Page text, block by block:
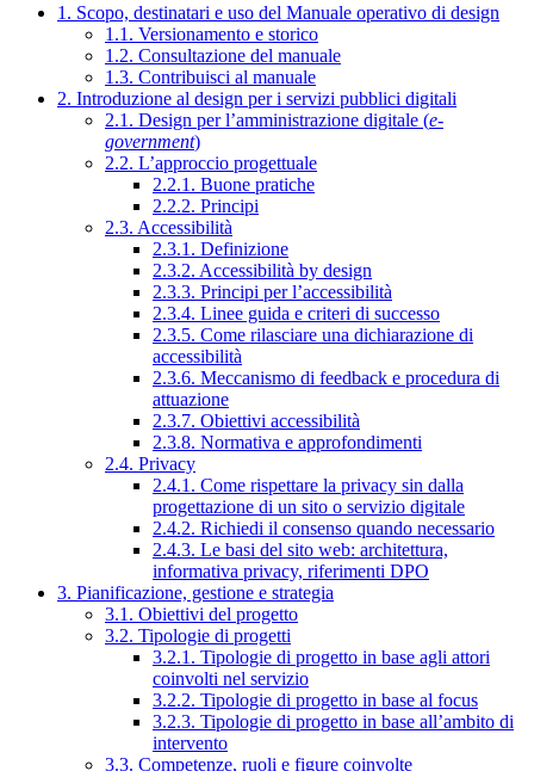
1. Scopo, destinatari e uso del Manuale operativo di design
1.1. Versionamento e storico
1.2. Consultazione del manuale
1.3. Contribuisci al manuale
2. Introduzione al design per i servizi pubblici digitali
2.1. Design per l’amministrazione digitale (e-
government)
2.2. L’approccio progettuale
2.2.1. Buone pratiche
2.2.2. Principi
2.3. Accessibilità
2.3.1. Definizione
2.3.2. Accessibilità by design
2.3.3. Principi per l’accessibilità
2.3.4. Linee guida e criteri di successo
2.3.5. Come rilasciare una dichiarazione di
accessibilità
2.3.6. Meccanismo di feedback e procedura di
attuazione
2.3.7. Obiettivi accessibilità
2.3.8. Normativa e approfondimenti
2.4. Privacy
2.4.1. Come rispettare la privacy sin dalla
progettazione di un sito o servizio digitale
2.4.2. Richiedi il consenso quando necessario
2.4.3. Le basi del sito web: architettura,
informativa privacy, riferimenti DPO
3. Pianificazione, gestione e strategia
3.1. Obiettivi del progetto
3.2. Tipologie di progetti
3.2.1. Tipologie di progetto in base agli attori
coinvolti nel servizio
3.2.2. Tipologie di progetto in base al focus
3.2.3. Tipologie di progetto in base all’ambito di
intervento
3.3. Competenze, ruoli e figure coinvolte